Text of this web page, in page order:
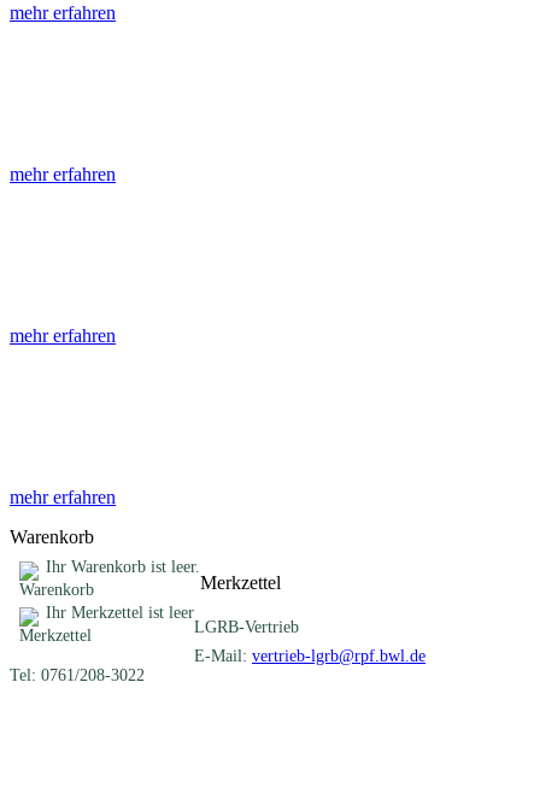
mehr erfahren
mehr erfahren
mehr erfahren
mehr erfahren
Warenkorb
Ihr Warenkorb ist leer.
Merkzettel
Ihr Merkzettel ist leer
LGRB-Vertrieb
E-Mail: vertrieb-lgrb@rpf.bwl.de
Tel: 0761/208-3022